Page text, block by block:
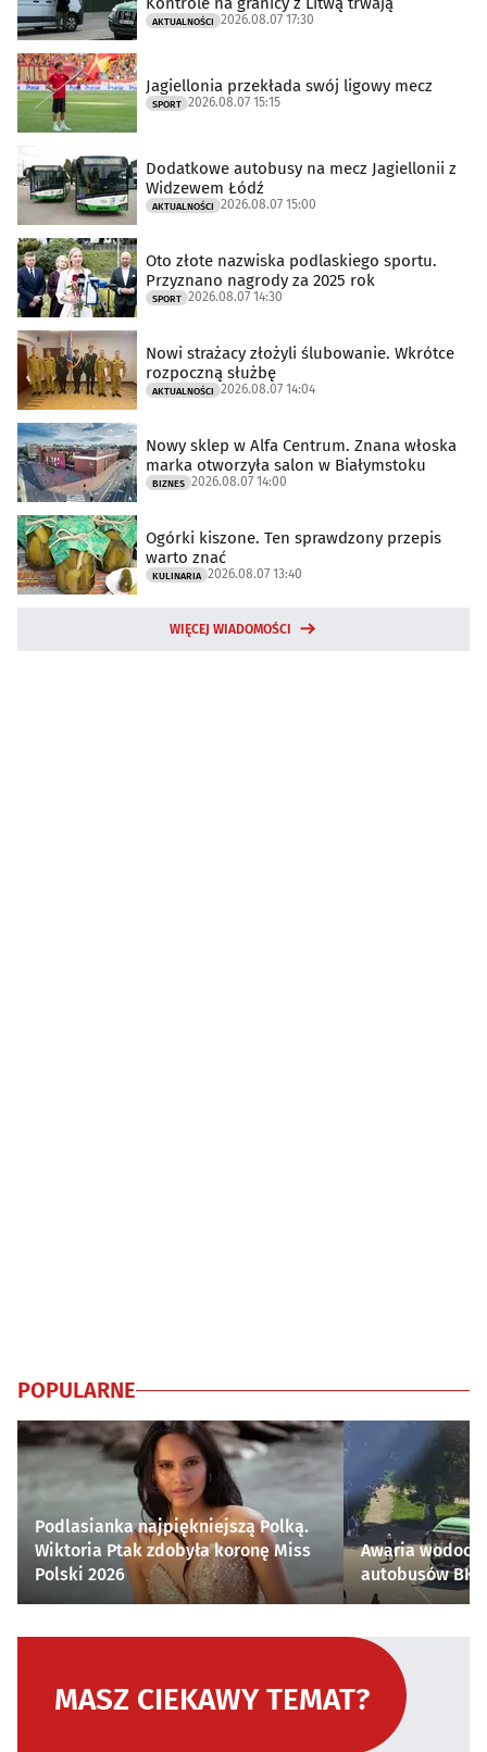
AKTUALNOŚCI 2026.08.07 17:30
Jagiellonia przekłada swój ligowy mecz
SPORT 2026.08.07 15:15
Dodatkowe autobusy na mecz Jagiellonii z
Widzewem Łódź
AKTUALNOŚCI 2026.08.07 15:00
Oto złote nazwiska podlaskiego sportu.
Przyznano nagrody za 2025 rok
SPORT 2026.08.07 14:30
Nowi strażacy złożyli ślubowanie. Wkrótce
rozpoczną służbę
AKTUALNOŚCI 2026.08.07 14:04
Nowy sklep w Alfa Centrum. Znana włoska
marka otworzyła salon w Białymstoku
BIZNES 2026.08.07 14:00
Ogórki kiszone. Ten sprawdzony przepis
warto znać
KULINARIA 2026.08.07 13:40
WIĘCEJ WIADOMOŚCI
POPULARNE
Podlasianka najpiękniejszą Polką.
Wiktoria Ptak zdobyła koronę Miss
Polski 2026
Awaria
autobusów
MASZ CIEKAWY TEMAT?